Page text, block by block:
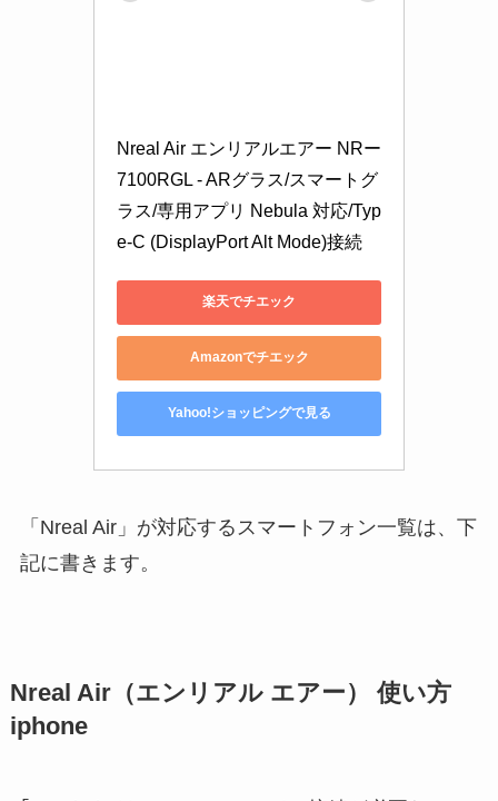
Nreal Air エンリアルエアー NRー
7100RGL - ARグラス/スマートグ
ラス/専用アプリ Nebula 対応/Typ
e-C (DisplayPort Alt Mode)接続
楽天でチエック
Amazonでチエック
Yahoo!ショッピングで見る
「Nreal Air」が対応するスマートフォン一覧は、下
記に書きます。
Nreal Air（エンリアル エアー） 使い方
iphone